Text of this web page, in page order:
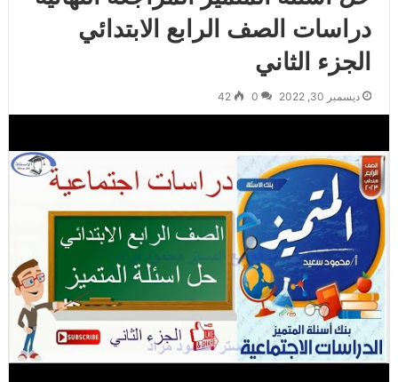
دراسات الصف الرابع الابتدائي
الجزء الثاني
ديسمبر 30, 2022 0
42